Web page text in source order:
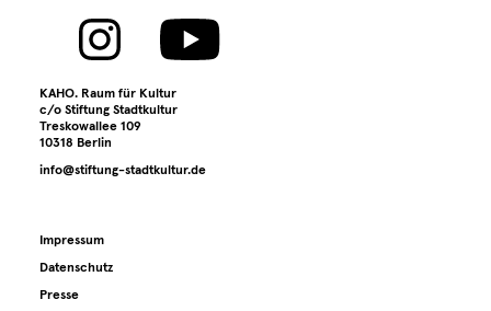
KAHO. Raum für Kultur
c/o Stiftung Stadtkultur
Treskowallee 109
10318 Berlin
info@stiftung-stadtkultur.de
Impressum
Datenschutz
Presse